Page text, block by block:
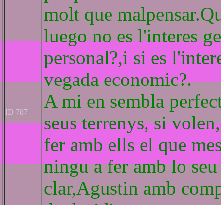
ID 787
molt que
luego no es l'interes
personal?,i si es
vegada economic?.
A mi en sembla
seus terrenys, si
fer amb ells el que
ningu a fer amb lo
clar,Agustin amb